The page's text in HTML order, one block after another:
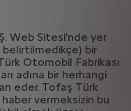
Web Sitesi'nde yer
belirtilmedikçe) bir
Otomobil Fabrikası
adına bir herhangi
eder. Tofaş Türk
vermeksizin bu